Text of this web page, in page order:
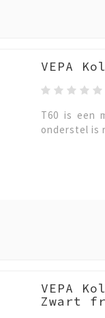
VEPA
T60 is een
onderstel is
VEPA
Zwart